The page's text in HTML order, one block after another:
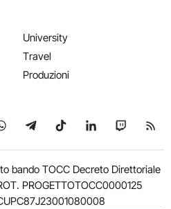
University
Travel
Produzioni
su YouTubesu WhatsApp
Seguici su Telegram
Seguici su TikTok
Seguici su
Seguici
bando TOCC Decreto Direttoriale
PROGETTOTOCC0000125